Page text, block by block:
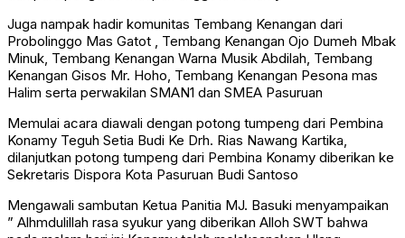
Juga nampak hadir komunitas Tembang Kenangan dari
Probolinggo Mas Gatot , Tembang Kenangan Ojo Dumeh Mbak
Minuk, Tembang Kenangan Warna Musik Abdilah, Tembang
Kenangan Gisos Mr. Hoho, Tembang Kenangan Pesona mas
Halim serta perwakilan SMAN1 dan SMEA Pasuruan
Memulai acara diawali dengan potong tumpeng dari Pembina
Konamy Teguh Setia Budi Ke Drh. Rias Nawang Kartika,
dilanjutkan potong tumpeng dari Pembina Konamy diberikan ke
Sekretaris Dispora Kota Pasuruan Budi Santoso
Mengawali sambutan Ketua Panitia MJ. Basuki menyampaikan
” Alhmdulillah rasa syukur yang diberikan Alloh SWT bahwa